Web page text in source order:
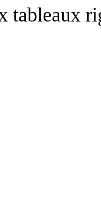
tableaux